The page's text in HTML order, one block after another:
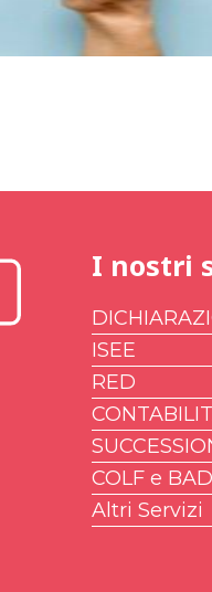
I nostri
ISEE
RED
COLF e
Altri Servizi